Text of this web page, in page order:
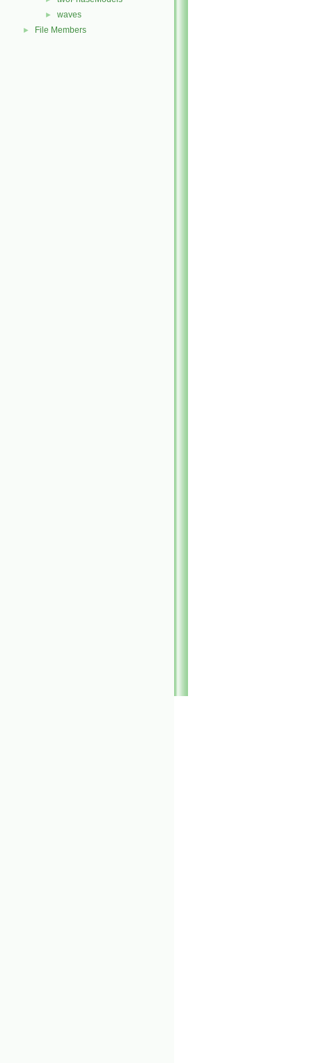
► waves
► File Members